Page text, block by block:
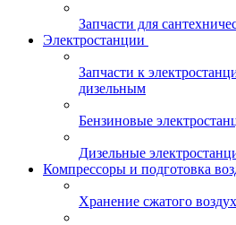
Запчасти для
Электростанции
Запчасти к
дизельным
Бензиновые
Дизельные
Компрессоры и подготовка
Хранение сжатого